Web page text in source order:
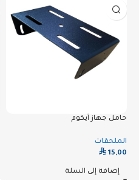
حامل جهاز آيكوم
الملحقات
⃁ 15,00
إضافة إلى السلة